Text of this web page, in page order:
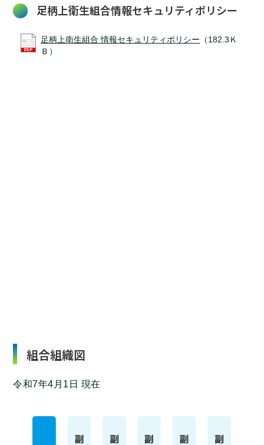
足柄上衛生組合情報セキュリティポリシー
足柄上衛生組合 情報セキュリティポリシー （182.3Ｋ
Ｂ）
組合組織図
令和7年4月1日 現在